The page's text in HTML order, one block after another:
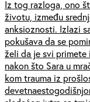
Iz tog razloga, ono
životu, između
anksioznosti. Izlazi
pokušava da se
želi da je svi primete
nakon što Sara u
kom trauma iz